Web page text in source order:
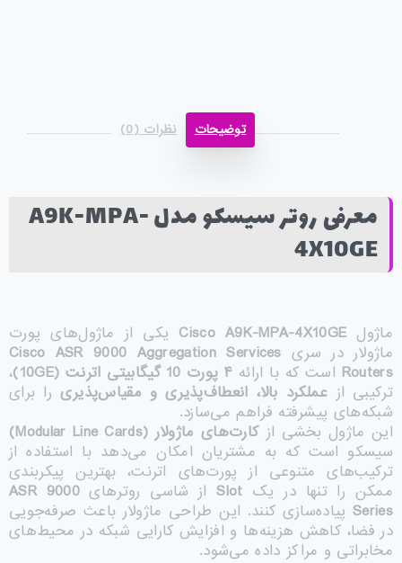
توضیحات نظرات (0)
معرفی روتر سیسکو مدل A9K-MPA-
4X10GE
ماژولCisco A9K-MPA-4X10GE یکی از ماژول‌های پورت
ماژولار در سری Cisco ASR 9000 Aggregation Services
Routers است که با ارائه ۴ پورت 10 گیگابیتی اترنت (10GE)
،
ترکیبی از عملکرد بالا، انعطاف‌پذیری و مقیاس‌پذیری را برای
شبکه‌های پیشرفته فراهم می‌سازد.
این ماژول بخشی از کارت‌های ماژولار (Modular Line Cards)
سیسکو است که به مشتریان امکان می‌دهد با استفاده از
ترکیب‌های متنوعی از پورت‌های اترنت، بهترین پیکربندی
ممکن را تنها در یک Slotاز شاسی روترهایASR 9000
Seriesپیاده‌سازی کنند. این طراحی ماژولار باعث صرفه‌جویی
در فضا، کاهش هزینه‌ها و افزایش کارایی شبکه در محیط‌های
مخابراتی و مراکز داده می‌شود.